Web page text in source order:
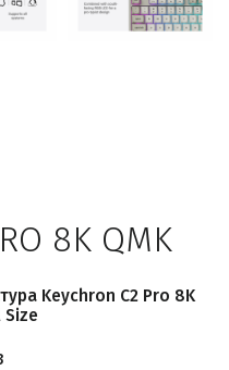
8K QMK
Keychron C2 Pro 8K
Size